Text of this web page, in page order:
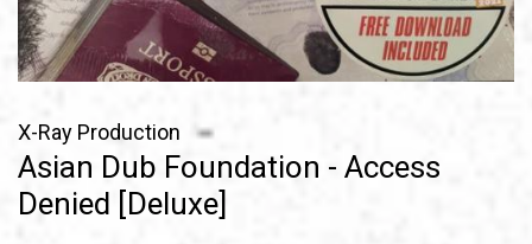
X-Ray Production
Asian Dub Foundation - Access
Denied [Deluxe]